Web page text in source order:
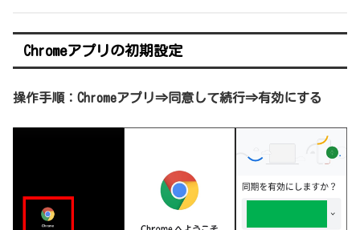
Chromeアプリの初期設定
操作手順：Chromeアプリ⇒同意して続行⇒有効にする